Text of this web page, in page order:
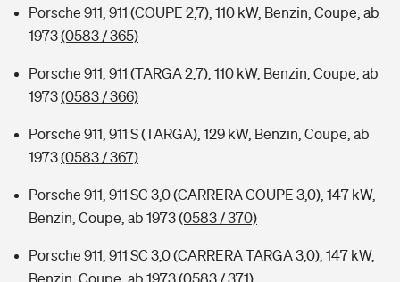
Porsche 911, 911 (COUPE 2,7), 110 kW, Benzin, Coupe, ab
1973(0583 / 365)
Porsche 911, 911 (TARGA 2,7), 110 kW, Benzin, Coupe, ab
1973(0583 / 366)
Porsche 911, 911 S (TARGA), 129 kW, Benzin, Coupe, ab
1973(0583 / 367)
Porsche 911, 911 SC 3,0 (CARRERA COUPE 3,0), 147 kW,
Benzin, Coupe, ab 1973(0583 / 370)
Porsche 911, 911 SC 3,0 (CARRERA TARGA 3,0), 147 kW,
Benzin, Coupe, ab 1973(0583 / 371)